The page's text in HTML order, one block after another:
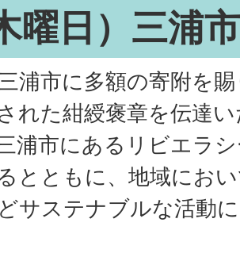
曜日）三浦
浦市に多額の寄附を
れた紺綬褒章を伝達
浦市にあるリビエラ
とともに、地域にお
サステナブルな活動